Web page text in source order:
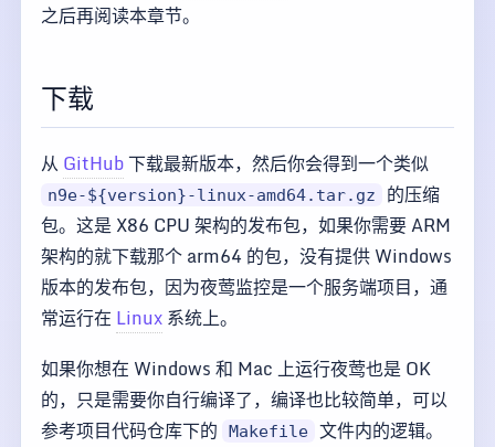
之后再阅读本章节。
下载
从GitHub下载最新版本，然后你会得到一个类似
n9e-${version}-linux-amd64.tar.gz
的压缩
包。这是 X86 CPU 架构的发布包，如果你需要 ARM
架构的就下载那个 arm64 的包，没有提供 Windows
版本的发布包，因为夜莺监控是一个服务端项目，通
常运行在 Linux系统上。
如果你想在 Windows 和 Mac 上运行夜莺也是 OK
的，只是需要你自行编译了，编译也比较简单，可以
参考项目代码仓库下的
Makefile 文件内的逻辑。